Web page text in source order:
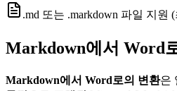
.md 또는 .markdown 파일 지원
Markdown에서 Word
Markdown에서 Word로의 변환은